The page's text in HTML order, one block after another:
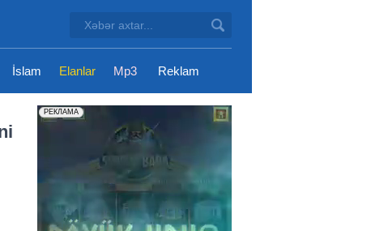
İslam Elanlar Mp3 Reklam